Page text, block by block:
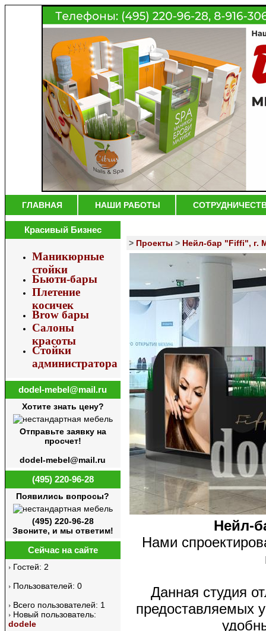
ГЛАВНАЯ НАШИ РАБОТЫ
Красивый Бизнес
Маникюрные
стойки
Бьюти-бары
Плетение
косичек
Brow бары
Салоны
красоты
Стойки
администратора
dodel-mebel@mail.ru
Хотите знать цену?
Отправьте заявку на
просчет!
dodel-mebel@mail.ru
(495) 220-96-28
Появились вопросы?
(495) 220-96-28
Звоните, и мы ответим!
Сейчас на сайте
Гостей: 2
Пользователей: 0
Всего пользователей: 1
Новый пользователь:
dodele
> Проекты > Нейл-бар "Fiffi", г.
Нейл-
Нами
Данная студия
предоставляемых